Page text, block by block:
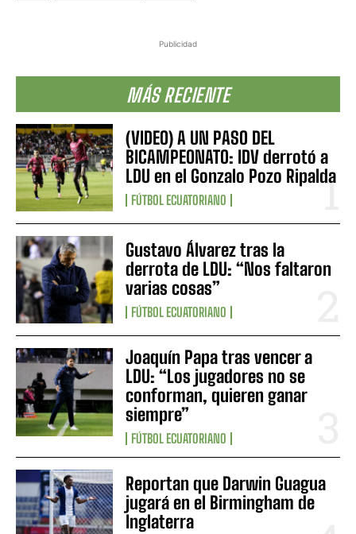
Publicidad
MÁS RECIENTE
(VIDEO) A UN PASO DEL
BICAMPEONATO: IDV derrotó a
LDU en el Gonzalo Pozo Ripalda
FÚTBOL ECUATORIANO
Gustavo Álvarez tras la
derrota de LDU: “Nos faltaron
varias cosas”
FÚTBOL ECUATORIANO
Joaquín Papa tras vencer a
LDU: “Los jugadores no se
conforman, quieren ganar
siempre”
FÚTBOL ECUATORIANO
Reportan que Darwin Guagua
jugará en el Birmingham de
Inglaterra